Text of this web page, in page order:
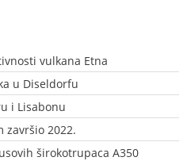
vulkana Etna
u Diseldorfu
i Lisabonu
završio 2022.
širokotrupaca A350